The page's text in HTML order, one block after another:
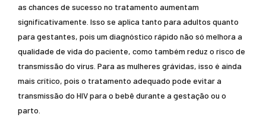
as chances de sucesso no tratamento aumentam
significativamente. Isso se aplica tanto para adultos quanto
para gestantes, pois um diagnóstico rápido não só melhora a
qualidade de vida do paciente, como também reduz o risco de
transmissão do vírus. Para as mulheres grávidas, isso é ainda
mais crítico, pois o tratamento adequado pode evitar a
transmissão do HIV para o bebê durante a gestação ou o
parto.